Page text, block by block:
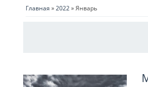
Главная »2022»Январь